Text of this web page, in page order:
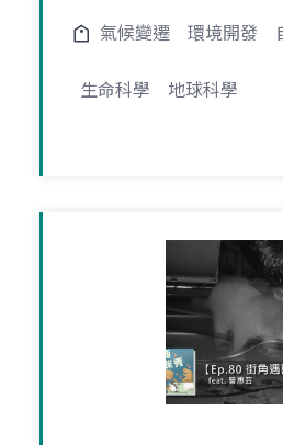
氣候變遷 環境開發
生命科學 地球科學